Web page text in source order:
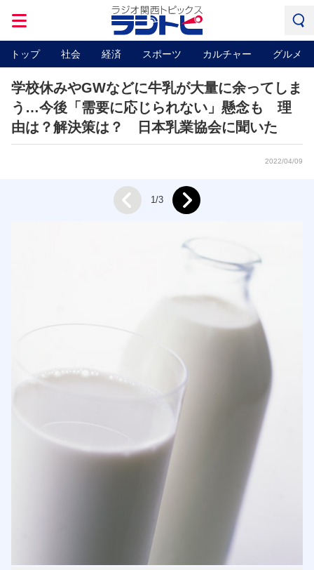
トップ 社会 経済 スポーツ カルチャー グルメ
学校休みやGWなどに牛乳が大量に余ってしま
う…今後「需要に応じられない」懸念も 理
由は？解決策は？ 日本乳業協会に聞いた
2022/04/09
Prev 1/3 Next